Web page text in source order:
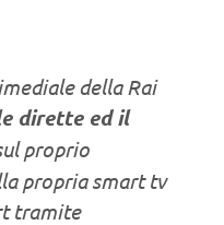
della Rai
dirette ed il
proprio
propria smart tv
tramite